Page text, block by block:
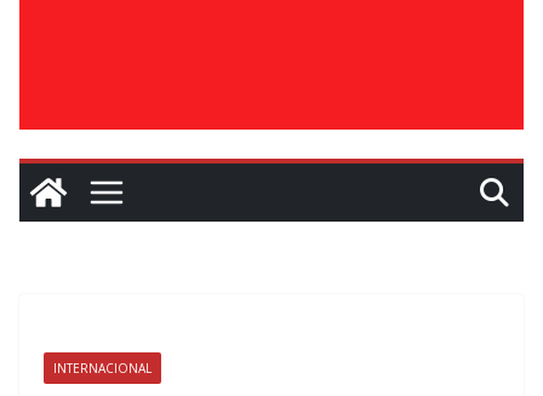
INTERNACIONAL